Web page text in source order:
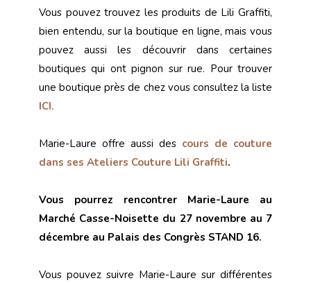
Vous pouvez trouvez les produits de Lili Graffiti,
bien entendu, sur la boutique en ligne, mais vous
pouvez aussi les découvrir dans certaines
boutiques qui ont pignon sur rue. Pour trouver
une boutique près de chez vous consultez la liste
ICI.
Marie-Laure offre aussi des cours de couture
dans ses Ateliers Couture Lili Graffiti.
Vous pourrez rencontrer Marie-Laure au
Marché Casse-Noisette du 27 novembre au 7
décembre au Palais des Congrès STAND 16.
Vous pouvez suivre Marie-Laure sur différentes